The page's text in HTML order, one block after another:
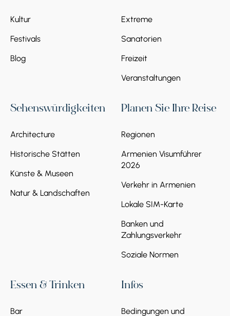
Kultur
Festivals
Blog
Extreme
Sanatorien
Freizeit
Veranstaltungen
Sehenswürdigkeiten
Architecture
Historische Stätten
Künste & Museen
Natur & Landschaften
Planen Sie Ihre Reise
Regionen
Armenien Visumführer
2026
Verkehr in Armenien
Lokale SIM-Karte
Banken und
Zahlungsverkehr
Soziale Normen
Essen & Trinken
Bar
Infos
Bedingungen und